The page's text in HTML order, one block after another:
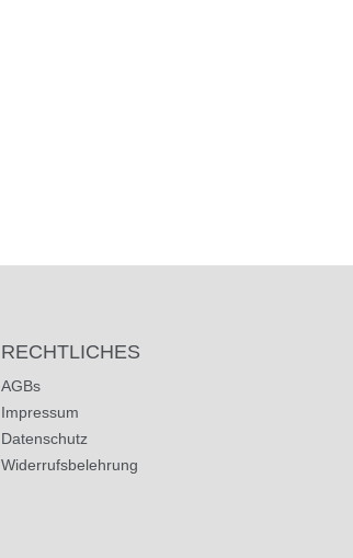
RECHTLICHES
AGBs
Impressum
Datenschutz
Widerrufsbelehrung